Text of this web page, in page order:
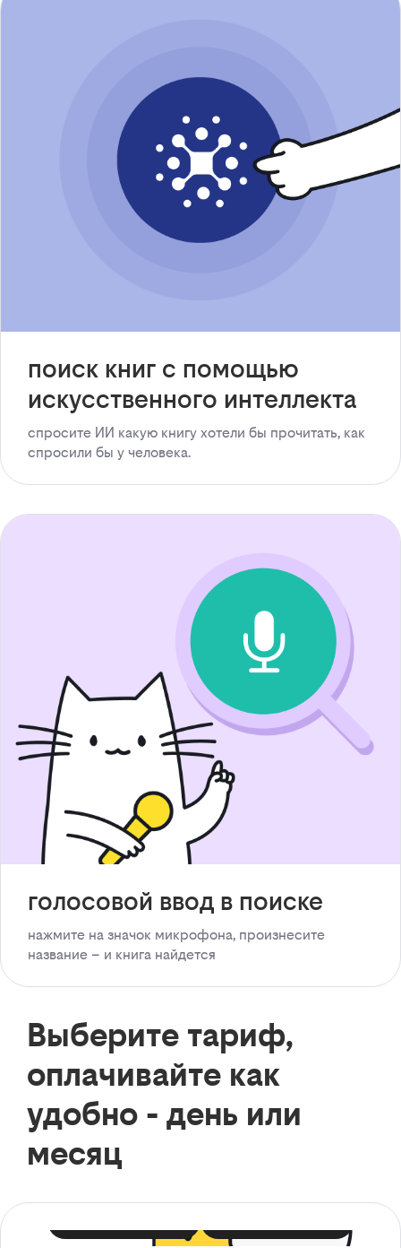
поиск книг с помощью
искусственного интеллекта
спросите ИИ какую книгу хотели бы прочитать, как
спросили бы у человека.
голосовой ввод в поиске
нажмите на значок микрофона, произнесите
название – и книга найдется
Выберите тариф,
оплачивайте как
удобно - день или
месяц